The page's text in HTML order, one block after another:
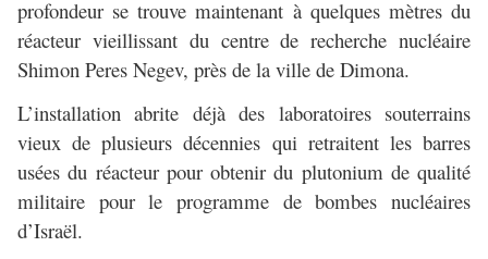
profondeur se trouve maintenant à quelques mètres du
réacteur vieillissant du centre de recherche nucléaire
Shimon Peres Negev, près de la ville de Dimona.
L’installation abrite déjà des laboratoires souterrains
vieux de plusieurs décennies qui retraitent les barres
usées du réacteur pour obtenir du plutonium de qualité
militaire pour le programme de bombes nucléaires
d’Israël.